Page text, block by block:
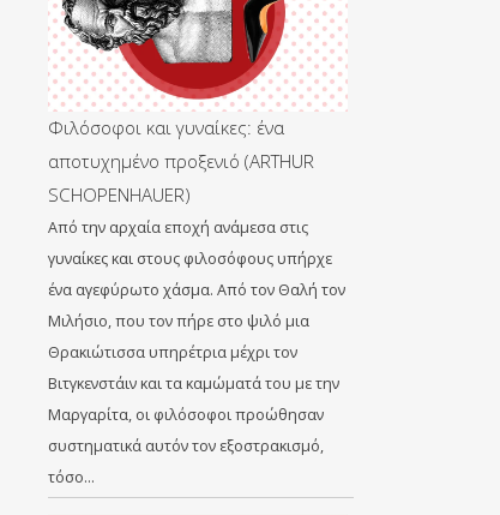
Φιλόσοφοι και γυναίκες: ένα
αποτυχημένο προξενιό (ARTHUR
SCHOPENHAUER)
Από την αρχαία εποχή ανάμεσα στις
γυναίκες και στους φιλοσόφους υπήρχε
ένα αγεφύρωτο χάσμα. Από τον Θαλή τον
Μιλήσιο, που τον πήρε στο ψιλό μια
Θρακιώτισσα υπηρέτρια μέχρι τον
Βιτγκενστάιν και τα καμώματά του με την
Μαργαρίτα, οι φιλόσοφοι προώθησαν
συστηματικά αυτόν τον εξοστρακισμό,
τόσο…